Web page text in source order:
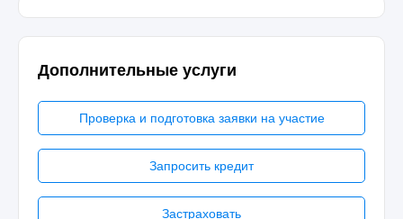
Дополнительные услуги
Проверка и подготовка заявки на участие
Запросить кредит
Застраховать